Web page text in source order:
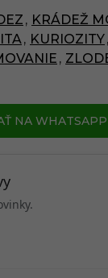
, KRÁDEŽ
, KURIOZITY,
,
NA WHATSAPP